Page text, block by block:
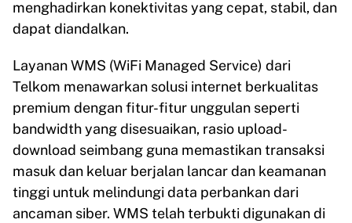
menghadirkan konektivitas yang cepat, stabil, dan
dapat diandalkan.
Layanan WMS (WiFi Managed Service) dari
Telkom menawarkan solusi internet berkualitas
premium dengan fitur-fitur unggulan seperti
bandwidth yang disesuaikan, rasio upload-
download seimbang guna memastikan transaksi
masuk dan keluar berjalan lancar dan keamanan
tinggi untuk melindungi data perbankan dari
ancaman siber. WMS telah terbukti digunakan di